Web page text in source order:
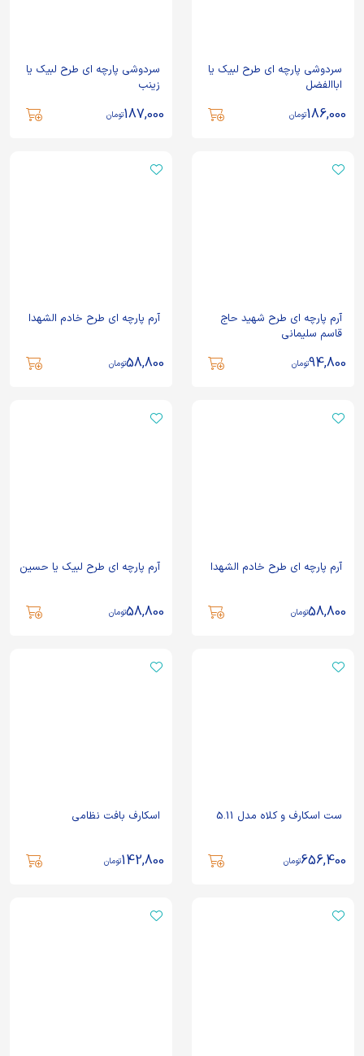
سردوشی پارچه ای طرح لبیک یا
اباالفضل
186,000تومان
سردوشی پارچه ای طرح لبیک یا
زینب
187,000تومان
آرم پارچه ای طرح شهید حاج
قاسم سلیمانی
94,800تومان
آرم پارچه ای طرح خادم الشهدا
58,800تومان
آرم پارچه ای طرح خادم الشهدا
58,800تومان
آرم پارچه ای طرح لبیک یا حسین
58,800تومان
ست اسکارف و کلاه مدل 5.11
656,400تومان
اسکارف بافت نظامی
142,800تومان